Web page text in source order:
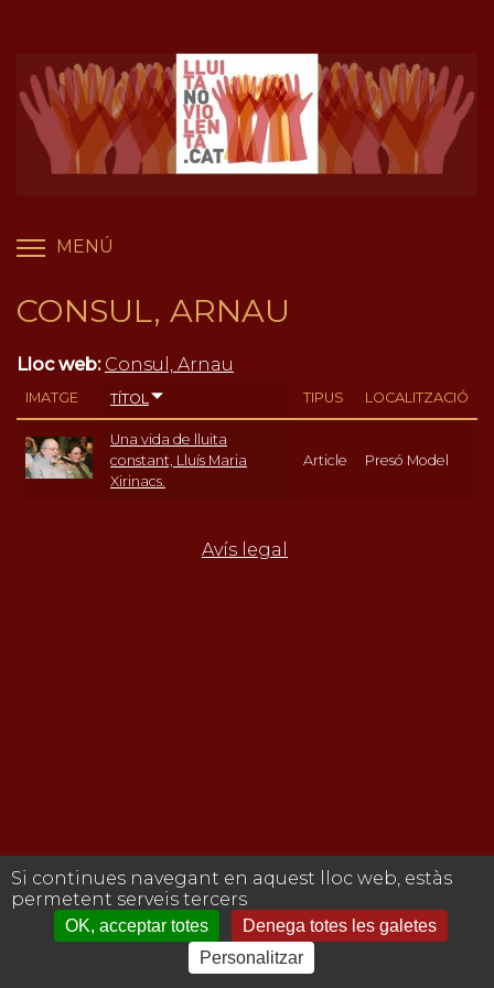
contingut
MENÚ
CONSUL, ARNAU
Lloc web: Consul, Arnau
IMATGE TÍTOL TIPUS LOCALITZACIÓ
Una vida de lluita
constant, Lluís Maria
Xirinacs.
Article Presó Model
Avís legal
Si continues navegant en aquest lloc web, estàs
permetent serveis tercers
OK, acceptar totes
Denega totes les galetes
Personalitzar